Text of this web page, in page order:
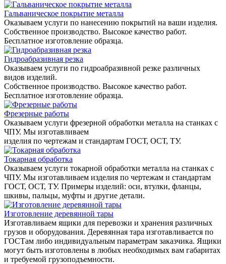
Гальваническое покрытие металла
Оказываем услуги по нанесению покрытий на ваши изделия.
Собственное производство. Высокое качество работ.
Бесплатное изготовление образца.
Гидроабразивная резка
Оказываем услуги по гидроабразивной резке различных
видов изделий.
Собственное производство. Высокое качество работ.
Бесплатное изготовление образца.
Фрезерные работы
Оказываем услуги фрезерной обработки металла на станках с
ЧПУ. Мы изготавливаем
изделия по чертежам и стандартам ГОСТ, ОСТ, ТУ.
Токарная обработка
Оказываем услуги токарной обработки металла на станках с
ЧПУ. Мы изготавливаем изделия по чертежам и стандартам
ГОСТ, ОСТ, ТУ. Примеры изделий: оси, втулки, фланцы,
шкивы, пальцы, муфты и другие детали.
Изготовление деревянной тары
Изготавливаем ящики для перевозки и хранения различных
грузов и оборудования. Деревянная тара изготавливается по
ГОСТам либо индивидуальным параметрам заказчика. Ящики
могут быть изготовлены в любых необходимых вам габаритах
и требуемой грузоподъемности.